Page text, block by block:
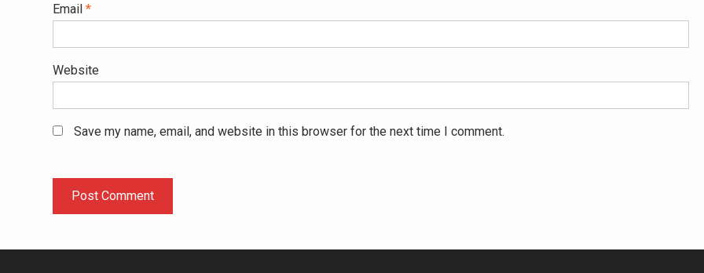
Email *
Website
Save my name, email, and website in this browser for the next time I comment.